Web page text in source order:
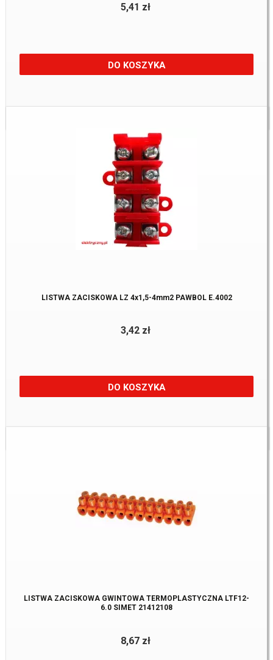
5,41 zł
DO KOSZYKA
Dostępne:135 Szt.
LISTWA ZACISKOWA LZ 4x1,5-4mm2 PAWBOL E.4002
3,42 zł
DO KOSZYKA
Dostępne:89 Szt.
LISTWA ZACISKOWA GWINTOWA TERMOPLASTYCZNA LTF12-
6.0 SIMET 21412108
8,67 zł